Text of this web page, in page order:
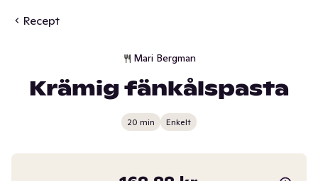
Recept
Mari Bergman
Krämig fänkålspasta
20 min Enkelt